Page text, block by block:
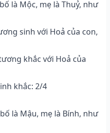
là Mộc, mẹ là Thuỷ, như
sinh với Hoả của con,
khắc với Hoả của
khắc: 2/4
là Mậu, mẹ là Bính, như